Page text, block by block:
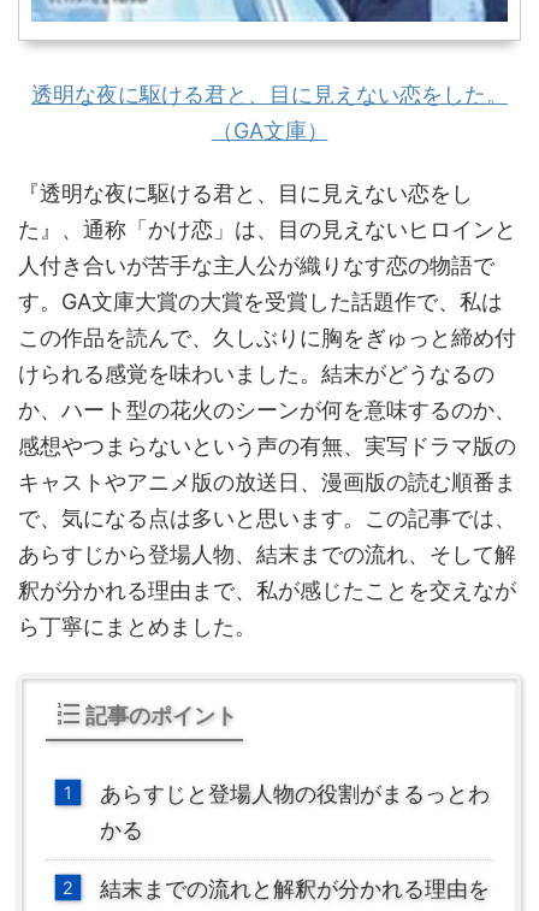
透明な夜に駆ける君と、目に見えない恋をした。
（GA文庫）
『透明な夜に駆ける君と、目に見えない恋をし
た』、通称「かけ恋」は、目の見えないヒロインと
人付き合いが苦手な主人公が織りなす恋の物語で
す。GA文庫大賞の大賞を受賞した話題作で、私は
この作品を読んで、久しぶりに胸をぎゅっと締め付
けられる感覚を味わいました。結末がどうなるの
か、ハート型の花火のシーンが何を意味するのか、
感想やつまらないという声の有無、実写ドラマ版の
キャストやアニメ版の放送日、漫画版の読む順番ま
で、気になる点は多いと思います。この記事では、
あらすじから登場人物、結末までの流れ、そして解
釈が分かれる理由まで、私が感じたことを交えなが
ら丁寧にまとめました。
記事のポイント
あらすじと登場人物の役割がまるっとわ
かる
結末までの流れと解釈が分かれる理由を